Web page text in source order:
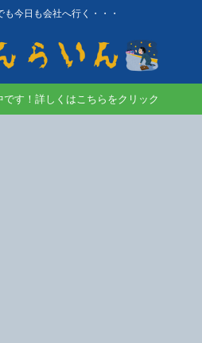
も今日も会社へ行く・・・
す！詳しくはこちらをクリック